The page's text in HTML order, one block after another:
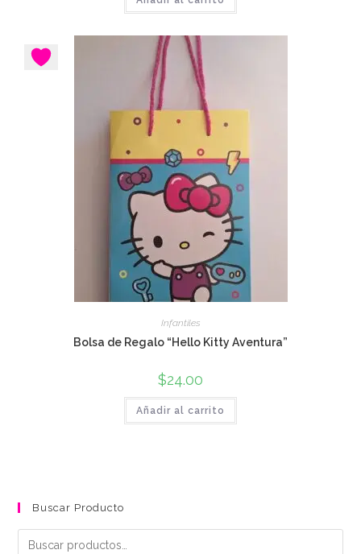
Infantiles
Bolsa de Regalo “Hello Kitty Aventura”
$24.00
Añadir al carrito
Buscar Producto